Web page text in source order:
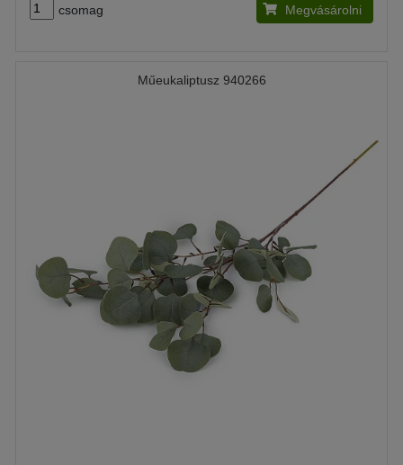
csomag Megvásárolni
Műeukaliptusz 940266